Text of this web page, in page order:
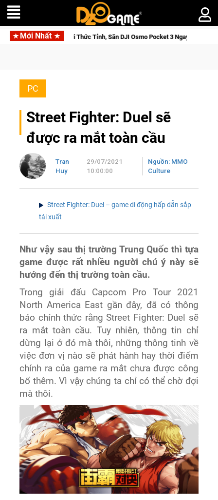
Mới Nhất
Cửu Giới Thức Tỉnh, Săn DJI Osmo Pocket 3 Ngay Hôm Nay
PC
Street Fighter: Duel sẽ
được ra mắt toàn cầu
Tran
Huy
29/07/2021
10:00:00
Nguồn: MMO
Culture
Street Fighter: Duel – game di động hấp dẫn sắp
tái xuất
Như vậy sau thị trường Trung Quốc thì tựa
game được rất nhiều người chú ý này sẽ
hướng đến thị trường toàn cầu.
Trong giải đấu Capcom Pro Tour 2021
North America East gần đây, đã có thông
báo chính thức rằng Street Fighter: Duel sẽ
ra mắt toàn cầu. Tuy nhiên, thông tin chỉ
dừng lại ở đó mà thôi, những thông tinh về
việc đơn vị nào sẽ phát hành hay thời điểm
chính ra của game ra mắt chưa được công
bố thêm. Vì vậy chúng ta chỉ có thể chờ đợi
mà thôi.